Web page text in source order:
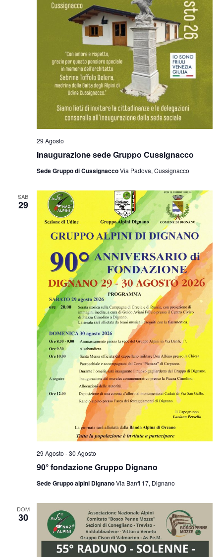
Inaugurazione sede Gruppo Cussignacco
29 Agosto
Sede Gruppo di CussignaccoVia Padova, Cussignacco
SAB
29
90° fondazione Gruppo Dignano
29 Agosto -30 Agosto
Sede Gruppo alpini DignanoVia Banfi 17, Dignano
DOM
30